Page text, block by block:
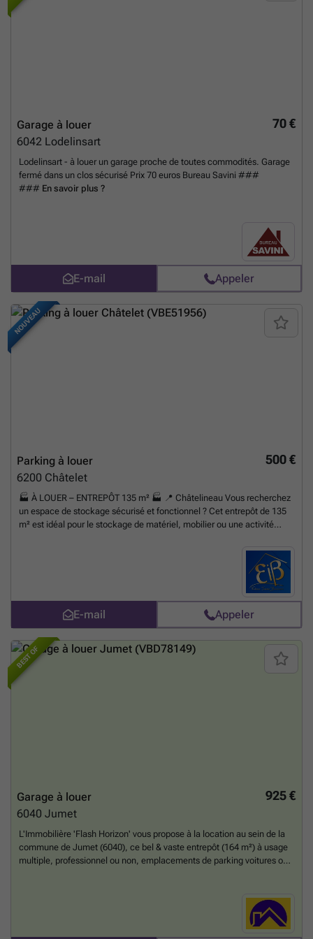
70 €
Garage à louer
6042 Lodelinsart
Lodelinsart - à louer un garage proche de toutes commodités. Garage
fermé dans un clos sécurisé Prix 70 euros Bureau Savini ###
### En savoir plus ?
E-mail Appeler
NOUVEAU
500 €
Parking à louer
6200 Châtelet
🏭 À LOUER – ENTREPÔT 135 m² 🏭 📍 Châtelineau Vous recherchez
un espace de stockage sécurisé et fonctionnel ? Cet entrepôt de 135
m² est idéal pour le stockage de matériel, mobilier ou une activité
Superficie : 135 m² ✔ Accès facile pour chargement et déchargement
✔ Espace adapté aux particuliers, artisans, indépendants ou petites
structures ✔ Hauteur sous plafond adaptée au stockage ⚠️ À noter : le
bien ne dispose pas actuellement d’électricité. 💶 Conditions locatives
: • Loyer : 500 €/mois • Garantie locative : 1.000 € (2 mois de loyer) •
Disponible immédiatement 📞 Informations et visites : Elena Immo ☎
### ✨ Une belle opportunité de stockage ou d’activité dans un
emplacement accessible à Châtelineau. En savoir plus ?
E-mail Appeler
BEST OF
925 €
Garage à louer
6040 Jumet
L'Immobilière 'Flash Horizon' vous propose à la location au sein de la
commune de Jumet (6040), ce bel & vaste entrepôt (164 m²) à usage
multiple, professionnel ou non, emplacements de parking voitures ou
dangereux ou inflammables ! Bonne conception & idéalement situé ;
ses espaces intérieurs sont d'une accessibilité très aisée avec sa porte
sectionnelle électrique 'Hormann' de 2,54m de haut & 3,41m de large,